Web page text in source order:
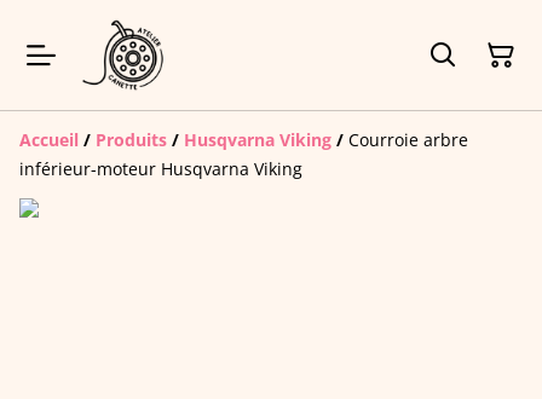
Accueil / Produits / Husqvarna Viking / Courroie arbre
inférieur-moteur Husqvarna Viking